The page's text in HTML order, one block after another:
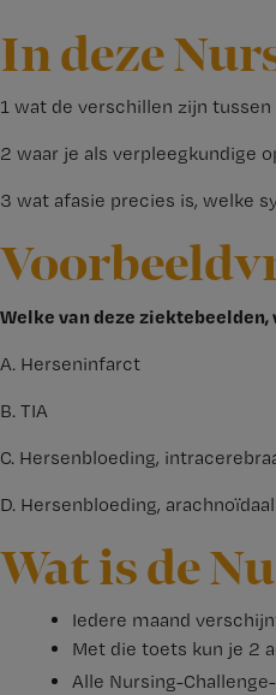
In deze
1 wat de verschillen zijn
2 waar je als verpleegkundige
3 wat afasie precies is, welke
Welke van deze
A. Herseninfarct
B. TIA
C. Hersenbloeding,
D. Hersenbloeding, arachnoïdaal
Wat is de
Iedere maand
Met die toets kun je 2
Alle Nursing-